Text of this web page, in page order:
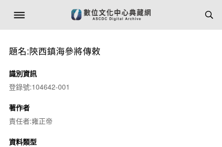
題名:陝西鎮海參將傳敕
識別資訊
登錄號:104642-001
著作者
責任者:雍正帝
資料類型